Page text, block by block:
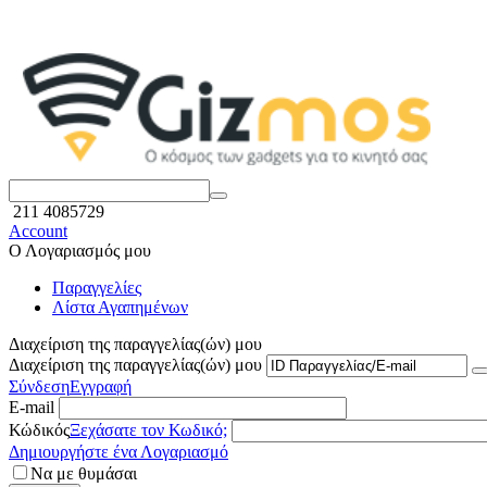
211 4085729
Account
Ο Λογαριασμός μου
Παραγγελίες
Λίστα Αγαπημένων
Διαχείριση της παραγγελίας(ών) μου
Διαχείριση της παραγγελίας(ών) μου
ΣύνδεσηΕγγραφή
E-mail
ΚώδικόςΞεχάσατε τον Κωδικό;
Δημιουργήστε ένα Λογαριασμό
Να με θυμάσαι